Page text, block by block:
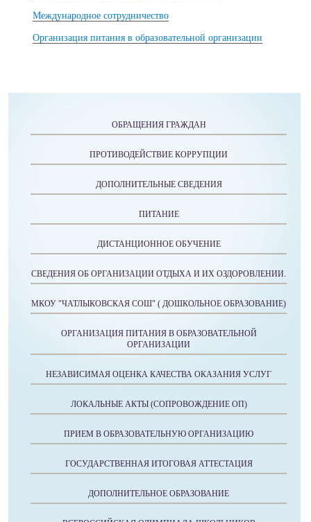
Международное сотрудничество
Организация питания в образовательной организации
ОБРАЩЕНИЯ ГРАЖДАН
ПРОТИВОДЕЙСТВИЕ КОРРУПЦИИ
ДОПОЛНИТЕЛЬНЫЕ СВЕДЕНИЯ
ПИТАНИЕ
ДИСТАНЦИОННОЕ ОБУЧЕНИЕ
СВЕДЕНИЯ ОБ ОРГАНИЗАЦИИ ОТДЫХА И ИХ ОЗДОРОВЛЕНИИ.
МКОУ "ЧАТЛЫКОВСКАЯ СОШ" ( ДОШКОЛЬНОЕ ОБРАЗОВАНИЕ)
ОРГАНИЗАЦИЯ ПИТАНИЯ В ОБРАЗОВАТЕЛЬНОЙ
ОРГАНИЗАЦИИ
НЕЗАВИСИМАЯ ОЦЕНКА КАЧЕСТВА ОКАЗАНИЯ УСЛУГ
ЛОКАЛЬНЫЕ АКТЫ (СОПРОВОЖДЕНИЕ ОП)
ПРИЕМ В ОБРАЗОВАТЕЛЬНУЮ ОРГАНИЗАЦИЮ
ГОСУДАРСТВЕННАЯ ИТОГОВАЯ АТТЕСТАЦИЯ
ДОПОЛНИТЕЛЬНОЕ ОБРАЗОВАНИЕ